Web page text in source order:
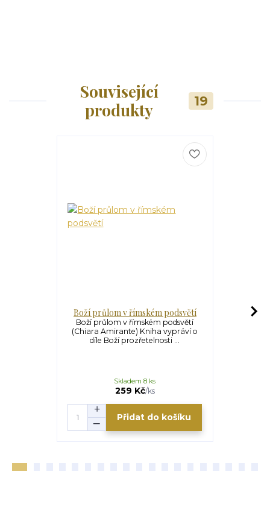
Související
produkty
19
Boží průlom v římském podsvětí
Boží průlom v římském podsvětí
(Chiara Amirante) Kniha vypráví o
díle Boží prozřetelnosti ...
259 Kč/ks
Skladem 8 ks
Přidat do košíku